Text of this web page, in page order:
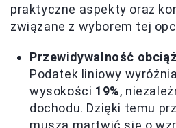
praktyczne aspekty oraz
związane z wyborem tej
Przewidywalność
Podatek liniowy
wysokości 19%,
dochodu. Dzięki temu
muszą martwić się o